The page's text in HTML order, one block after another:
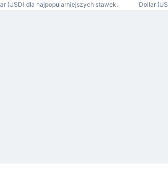
(USD) dla najpopularniejszych stawek.
Dollar